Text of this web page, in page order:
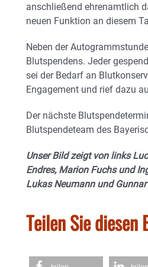
anschließend ehrenamtlich
neuen Funktion an diesem
Neben der
Blutspendens. Jeder
sei der Bedarf an
Engagement und rief dazu
Der nächste
Blutspendeteam des
Unser Bild zeigt von links
Endres, Marion Fuchs und
Lukas Neumann und
Teilen Sie diesen